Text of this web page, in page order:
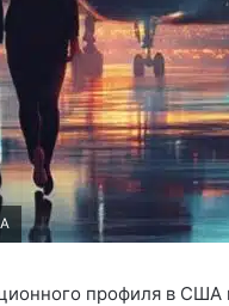
профиля в США